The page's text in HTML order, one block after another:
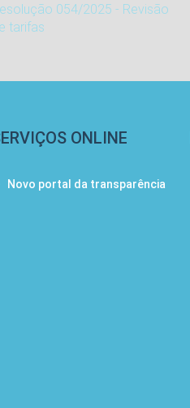
054/2025 - Revisão
tarifas
ONLINE
Novo portal da transparência